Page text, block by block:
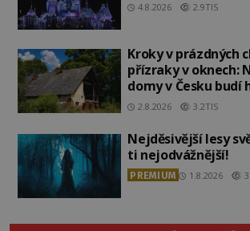
4.8.2026 2.9TIS
Kroky v prázdných
přízraky v oknech:
domy v Česku budí
2.8.2026 3.2TIS
Nejděsivější lesy světa:
ti nejodvážnější!
PREMIUM 1.8.2026